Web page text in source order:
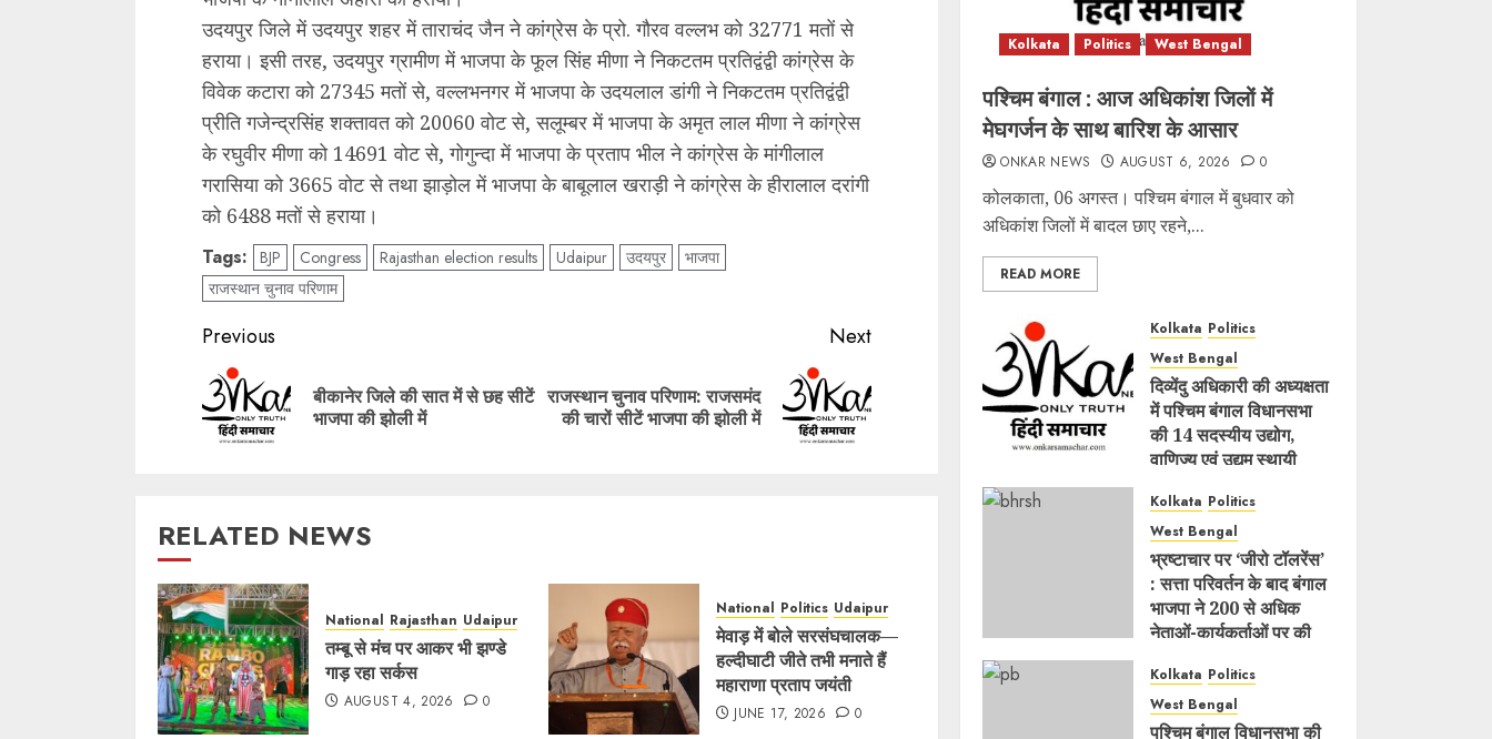
उदयपुर जिले में उदयपुर शहर में ताराचंद जैन ने कांग्रेस के प्रो. गौरव वल्लभ को 32771 मतों से
हराया। इसी तरह, उदयपुर ग्रामीण में भाजपा के फूल सिंह मीणा ने निकटतम प्रतिद्वंद्वी कांग्रेस के
विवेक कटारा को 27345 मतों से, वल्लभनगर में भाजपा के उदयलाल डांगी ने निकटतम प्रतिद्वंद्वी
प्रीति गजेन्द्रसिंह शक्तावत को 20060 वोट से, सलूम्बर में भाजपा के अमृत लाल मीणा ने कांग्रेस
के रघुवीर मीणा को 14691 वोट से, गोगुन्दा में भाजपा के प्रताप भील ने कांग्रेस के मांगीलाल
गरासिया को 3665 वोट से तथा झाड़ोल में भाजपा के बाबूलाल खराड़ी ने कांग्रेस के हीरालाल दरांगी
को 6488 मतों से हराया।
Tags: BJP Congress Rajasthan election results Udaipur उदयपुर
भाजपा
राजस्थान चुनाव परिणाम
Post
navigation
Previous
Previous
post:
बीकानेर जिले की सात में से छह सीटें
भाजपा की झोली में
Next
Next
post:
राजस्थान चुनाव परिणाम: राजसमंद
की चारों सीटें भाजपा की झोली में
RELATED NEWS
National Rajasthan Udaipur
तम्बू से मंच पर आकर भी झण्डे
गाड़ रहा सर्कस
AUGUST 4, 2026 0
National Politics Udaipur
मेवाड़ में बोले सरसंघचालक—
हल्दीघाटी जीते तभी मनाते हैं
महाराणा प्रताप जयंती
JUNE 17, 2026 0
Kolkata Politics West Bengal
पश्चिम बंगाल : आज अधिकांश जिलों में
मेघगर्जन के साथ बारिश के आसार
ONKAR NEWS AUGUST 6, 2026 0
कोलकाता, 06 अगस्त। पश्चिम बंगाल में बुधवार को
अधिकांश जिलों में बादल छाए रहने,...
READ MORE
Kolkata Politics
West Bengal
दिव्येंदु अधिकारी की अध्यक्षता
में पश्चिम बंगाल विधानसभा
की 14 सदस्यीय उद्योग,
वाणिज्य एवं उद्यम स्थायी
AUGUST 6, 2026
Kolkata Politics
West Bengal
भ्रष्टाचार पर ‘जीरो टॉलरेंस’
: सत्ता परिवर्तन के बाद बंगाल
भाजपा ने 200 से अधिक
नेताओं-कार्यकर्ताओं पर की
AUGUST 6, 2026
Kolkata Politics
West Bengal
पश्चिम बंगाल विधानसभा की